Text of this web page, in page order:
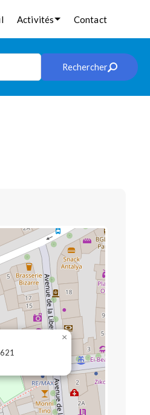
Activités Contact
Rechercher
×